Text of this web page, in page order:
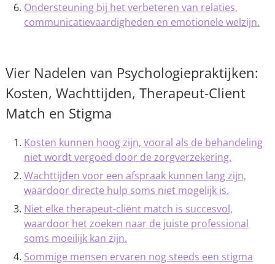
Ondersteuning bij het verbeteren van relaties,
communicatievaardigheden en emotionele welzijn.
Vier Nadelen van Psychologiepraktijken:
Kosten, Wachttijden, Therapeut-Client
Match en Stigma
Kosten kunnen hoog zijn, vooral als de behandeling
niet wordt vergoed door de zorgverzekering.
Wachttijden voor een afspraak kunnen lang zijn,
waardoor directe hulp soms niet mogelijk is.
Niet elke therapeut-cliënt match is succesvol,
waardoor het zoeken naar de juiste professional
soms moeilijk kan zijn.
Sommige mensen ervaren nog steeds een stigma